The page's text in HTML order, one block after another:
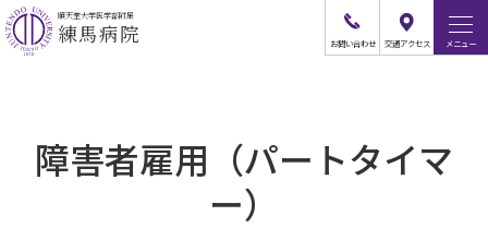
順天堂大学医学部附属
練馬病院 お問い合わせ 交通アクセス メニュー
障害者雇用（パートタイマ
ー）